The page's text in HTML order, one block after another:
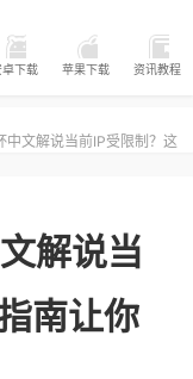
卓下载 苹果下载 资讯教程
中文解说当前IP受限制？这
解说当
南让你